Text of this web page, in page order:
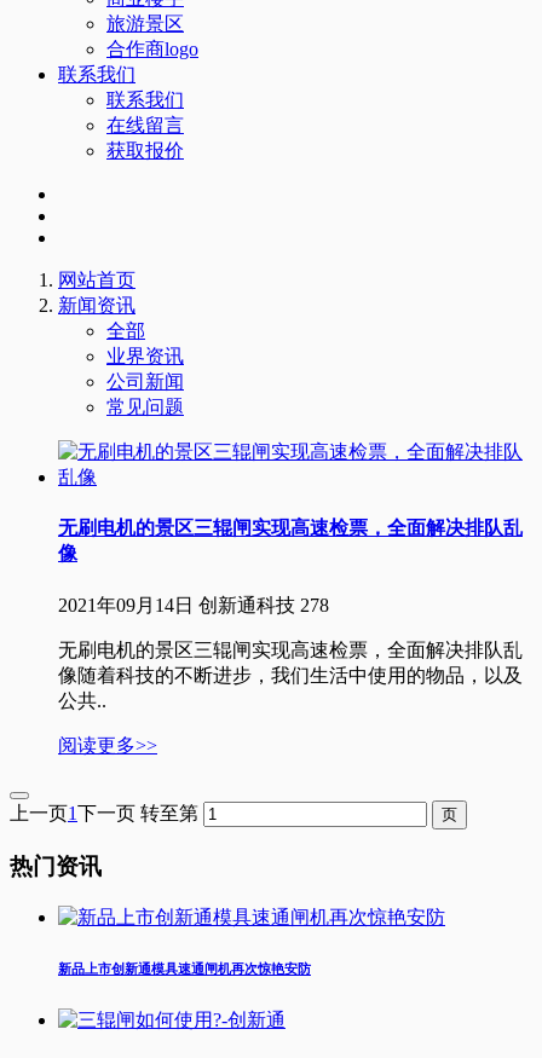
旅游景区
合作商logo
联系我们
联系我们
在线留言
获取报价
网站首页
新闻资讯
全部
业界资讯
公司新闻
常见问题
无刷电机的景区三辊闸实现高速检票，全面解决排队乱
像
2021年09月14日 创新通科技 278
无刷电机的景区三辊闸实现高速检票，全面解决排队乱
像随着科技的不断进步，我们生活中使用的物品，以及
公共..
阅读更多>>
上一页1下一页 转至第
热门资讯
新品上市创新通模具速通闸机再次惊艳安防